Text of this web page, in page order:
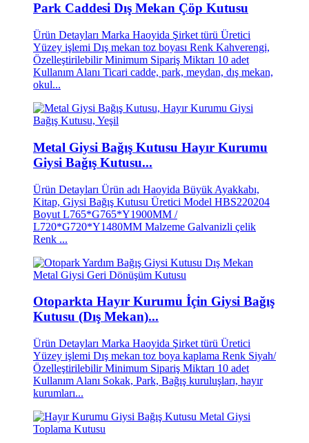
Park Caddesi Dış Mekan Çöp Kutusu
Ürün Detayları Marka Haoyida Şirket türü Üretici
Yüzey işlemi Dış mekan toz boyası Renk Kahverengi,
Özelleştirilebilir Minimum Sipariş Miktarı 10 adet
Kullanım Alanı Ticari cadde, park, meydan, dış mekan,
okul...
Metal Giysi Bağış Kutusu Hayır Kurumu
Giysi Bağış Kutusu...
Ürün Detayları Ürün adı Haoyida Büyük Ayakkabı,
Kitap, Giysi Bağış Kutusu Üretici Model HBS220204
Boyut L765*G765*Y1900MM /
L720*G720*Y1480MM Malzeme Galvanizli çelik
Renk ...
Otoparkta Hayır Kurumu İçin Giysi Bağış
Kutusu (Dış Mekan)...
Ürün Detayları Marka Haoyida Şirket türü Üretici
Yüzey işlemi Dış mekan toz boya kaplama Renk Siyah/
Özelleştirilebilir Minimum Sipariş Miktarı 10 adet
Kullanım Alanı Sokak, Park, Bağış kuruluşları, hayır
kurumları...